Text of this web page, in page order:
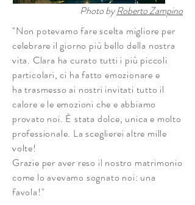
Photo byRoberto Zampino
"Non potevamo fare scelta migliore per
celebrare il giorno più bello della nostra
vita. Clara ha curato tutti i più piccoli
particolari, ci ha fatto emozionare e
ha trasmesso ai nostri invitati tutto il
calore e le emozioni che e abbiamo
provato noi. È stata dolce, unica e molto
professionale. La sceglierei altre mille
volte!
Grazie per aver reso il nostro matrimonio
come lo avevamo sognato noi: una
favola!"